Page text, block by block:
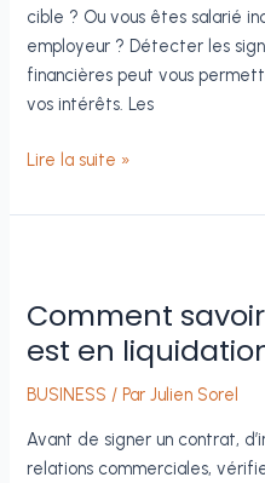
cible ? Ou vous êtes salarié
employeur ? Détecter les
financières peut vous
vos intérêts. Les
Comment
si
est
en
difficulté
financière
Lire la suite »
Comment
est en
BUSINESS / ParJulien Sorel
Avant de signer un contrat,
relations commerciales,